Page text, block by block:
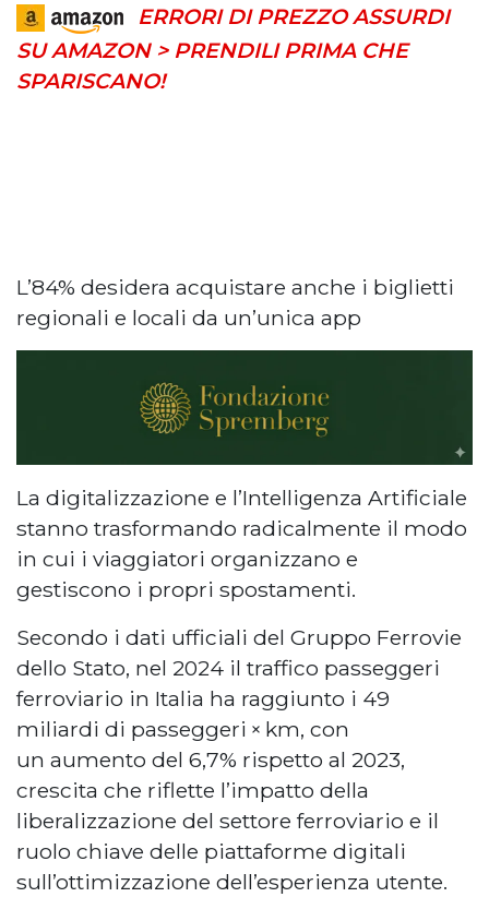
ERRORI DI PREZZO ASSURDI
SU AMAZON > PRENDILI PRIMA CHE
SPARISCANO!
L’84% desidera acquistare anche i biglietti
regionali e locali da un’unica app
La digitalizzazione e l’Intelligenza Artificiale
stanno trasformando radicalmente il modo
in cui i viaggiatori organizzano e
gestiscono i propri spostamenti.
Secondo i dati ufficiali del Gruppo Ferrovie
dello Stato, nel 2024 il traffico passeggeri
ferroviario in Italia ha raggiunto i 49
miliardi di passeggeri × km, con
un aumento del 6,7% rispetto al 2023,
crescita che riflette l’impatto della
liberalizzazione del settore ferroviario e il
ruolo chiave delle piattaforme digitali
sull’ottimizzazione dell’esperienza utente.